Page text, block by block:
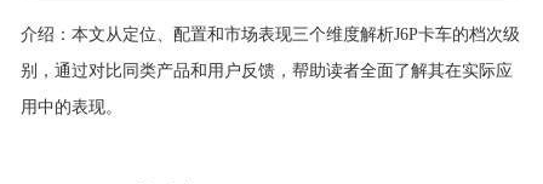
介绍： 本文从定位、配置和市场表现三个维度解析J6P卡车的档次级
别，通过对比同类产品和用户反馈，帮助读者全面了解其在实际应
用中的表现。